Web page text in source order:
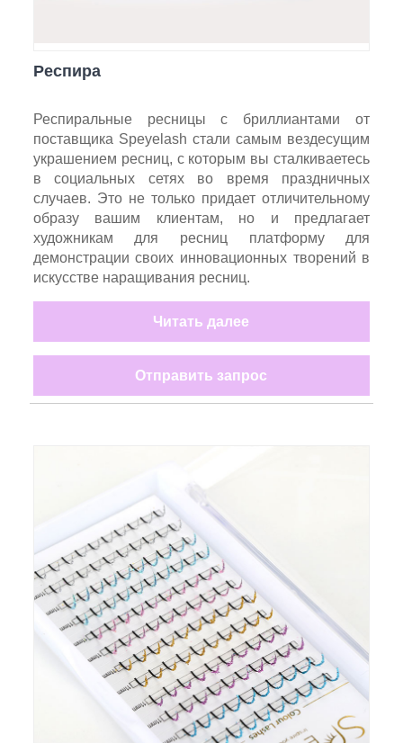
Респира
Респиральные ресницы с бриллиантами от
поставщика Speyelash стали самым вездесущим
украшением ресниц, с которым вы сталкиваетесь
в социальных сетях во время праздничных
случаев. Это не только придает отличительному
образу вашим клиентам, но и предлагает
художникам для ресниц платформу для
демонстрации своих инновационных творений в
искусстве наращивания ресниц.
Читать далее
Отправить запрос